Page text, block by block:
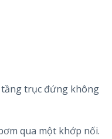
tầng trục đứng không
qua một khớp nối.